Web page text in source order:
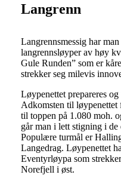
Langrenn
Langrennsmessig har
langrennsløyper av høy
Gule Runden” som er
strekker seg milevis
Løypenettet prepareres
Adkomsten til løypenettet
til toppen på 1.080 moh.
går man i lett stigning i
Populære turmål er
Langedrag. Løypenettet
Eventyrløypa som
Norefjell i øst.